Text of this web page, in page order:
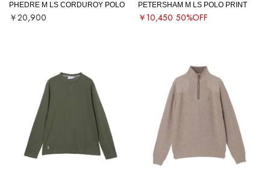
PHEDRE M LS CORDUROY POLO
￥20,900
PETERSHAM M LS POLO PRINT
￥10,450 50%OFF